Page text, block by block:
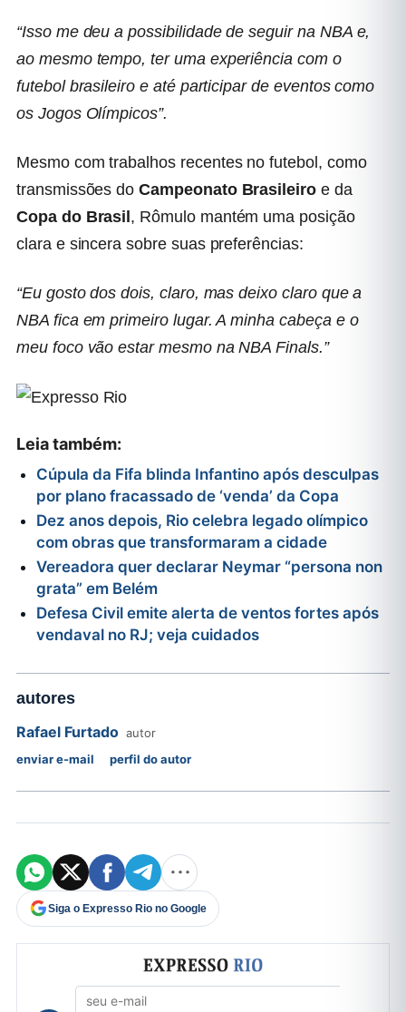
“Isso me deu a possibilidade de seguir na NBA e,
ao mesmo tempo, ter uma experiência com o
futebol brasileiro e até participar de eventos como
os Jogos Olímpicos”.
Mesmo com trabalhos recentes no futebol, como
transmissões doCampeonato Brasileiro e da
Copa do Brasil, Rômulo mantém uma posição
clara e sincera sobre suas preferências:
“Eu gosto dos dois, claro, mas deixo claro que a
NBA fica em primeiro lugar. A minha cabeça e o
meu foco vão estar mesmo na NBA Finals.”
Leia também:
Cúpula da Fifa blinda Infantino após desculpas
por plano fracassado de ‘venda’ da Copa
Dez anos depois, Rio celebra legado olímpico
com obras que transformaram a cidade
Vereadora quer declarar Neymar “persona non
grata” em Belém
Defesa Civil emite alerta de ventos fortes após
vendaval no RJ; veja cuidados
autores
Rafael Furtado autor
enviar e-mail
perfil do autor
Siga o Expresso Rio no Google
Formulário de cadastro